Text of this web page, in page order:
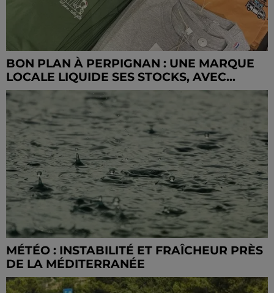
BON PLAN À PERPIGNAN : UNE MARQUE
LOCALE LIQUIDE SES STOCKS, AVEC...
MÉTÉO : INSTABILITÉ ET FRAÎCHEUR PRÈS
DE LA MÉDITERRANÉE